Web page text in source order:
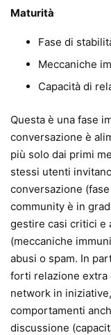
Maturità
Fase di
Meccaniche
Capacità di
Questa è una fase
conversazione è
più solo dai primi
stessi utenti
conversazione
community è in
gestire casi critici e
(meccaniche
abusi o spam. In
forti relazione extra
network in
comportamenti
discussione